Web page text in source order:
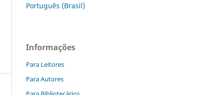
Português (Brasil)
Informações
Para Leitores
Para Autores